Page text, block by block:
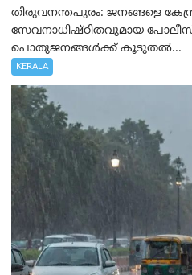
തിരുവനന്തപുരം: ജനങ്ങളെ
സേവനാധിഷ്ഠിതവുമായ
പൊതുജനങ്ങൾക്ക് കൂടുതൽ...
KERALA